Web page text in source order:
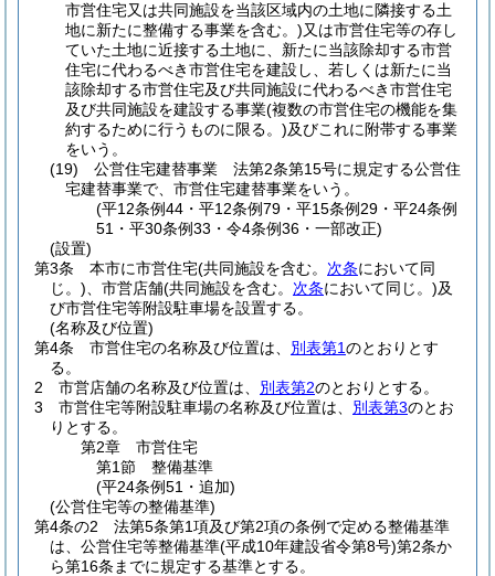
市営住宅又は共同施設を当該区域内の土地に隣接する土
地に新たに整備する事業を含む。)又は市営住宅等の存し
ていた土地に近接する土地に、新たに当該除却する市営
住宅に代わるべき市営住宅を建設し、若しくは新たに当
該除却する市営住宅及び共同施設に代わるべき市営住宅
及び共同施設を建設する事業(複数の市営住宅の機能を集
約するために行うものに限る。)及びこれに附帯する事業
をいう。
(19)
公営住宅建替事業 法第2条第15号に規定する公営住
宅建替事業で、市営住宅建替事業をいう。
(平12条例44・平12条例79・平15条例29・平24条例
51・平30条例33・令4条例36・一部改正)
(設置)
第3条
本市に市営住宅(共同施設を含む。 次条において同
じ。) 、市営店舗(共同施設を含む。 次条において同じ。)及
び市営住宅等附設駐車場を設置する。
(名称及び位置)
第4条
市営住宅の名称及び位置は、 別表第1のとおりとす
る。
2
市営店舗の名称及び位置は、 別表第2のとおりとする。
3
市営住宅等附設駐車場の名称及び位置は、 別表第3のとお
りとする。
第2章
市営住宅
第1節
整備基準
(平24条例51・追加)
(公営住宅等の整備基準)
第4条の2
法第5条第1項及び第2項の条例で定める整備基準
は、公営住宅等整備基準(平成10年建設省令第8号)第2条か
ら第16条までに規定する基準とする。